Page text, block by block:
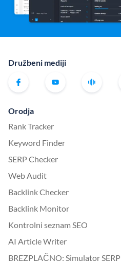
Družbeni mediji
Orodja
Rank Tracker
Keyword Finder
SERP Checker
Web Audit
Backlink Checker
Backlink Monitor
Kontrolni seznam SEO
AI Article Writer
BREZPLAČNO: Simulator SERP